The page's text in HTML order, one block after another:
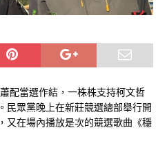
配當選作結，一株株支持柯文哲
民眾黨晚上在新莊競選總部舉行開
又在場內播放是次的競選歌曲《穩